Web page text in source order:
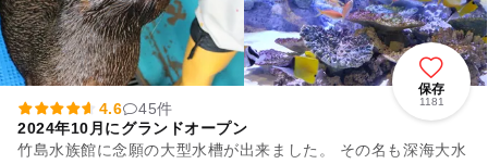
保存
1181
4.6
45件
2024年10月にグランドオープン
竹島水族館に念願の大型水槽が出来ました。 その名も深海大水